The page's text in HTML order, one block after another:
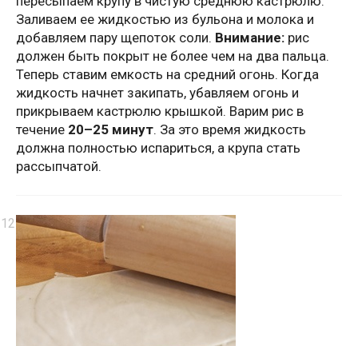
Заливаем ее жидкостью из бульона и молока и
добавляем пару щепоток соли. Внимание: рис
должен быть покрыт не более чем на два пальца.
Теперь ставим емкость на средний огонь. Когда
жидкость начнет закипать, убавляем огонь и
прикрываем кастрюлю крышкой. Варим рис в
течение 20–25 минут. За это время жидкость
должна полностью испариться, а крупа стать
рассыпчатой.